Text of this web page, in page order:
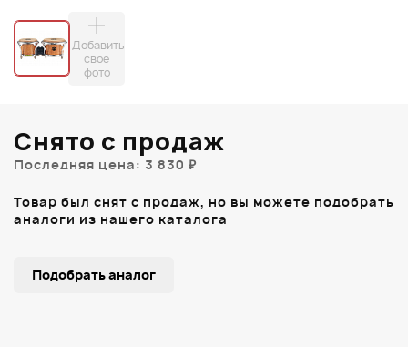
Добавить
свое
фото
Снято с продаж
Последняя цена: 3 830 ₽
Товар был снят с продаж, но вы можете подобрать
аналоги из нашего каталога
Подобрать аналог